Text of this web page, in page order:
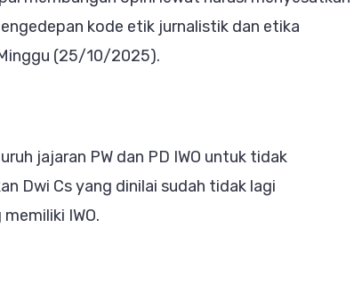
kode etik jurnalistik dan etika
(25/10/2025).
jajaran PW dan PD IWO untuk tidak
Dwi Cs yang dinilai sudah tidak lagi
IWO.